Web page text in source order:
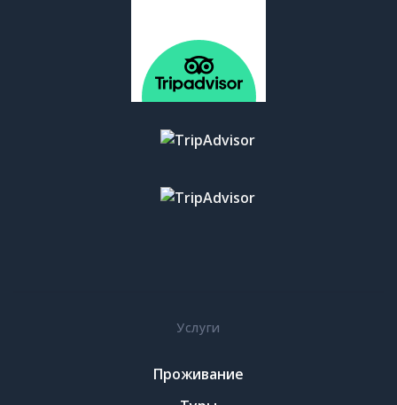
Услуги
Проживание